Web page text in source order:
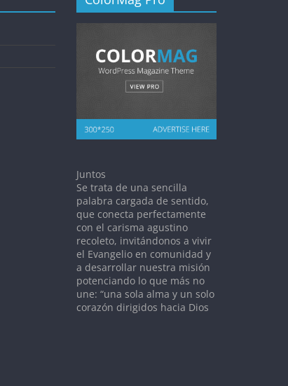
Juntos
Se trata de una sencilla
palabra cargada de sentido,
que conecta perfectamente
con el carisma agustino
recoleto, invitándonos a vivir
el Evangelio en comunidad y
a desarrollar nuestra misión
potenciando lo que más no
une: “una sola alma y un solo
corazón dirigidos hacia Dios